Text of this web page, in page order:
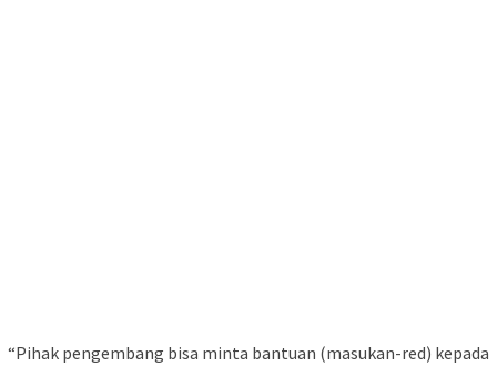
“Pihak pengembang bisa minta bantuan (masukan-red) kepada